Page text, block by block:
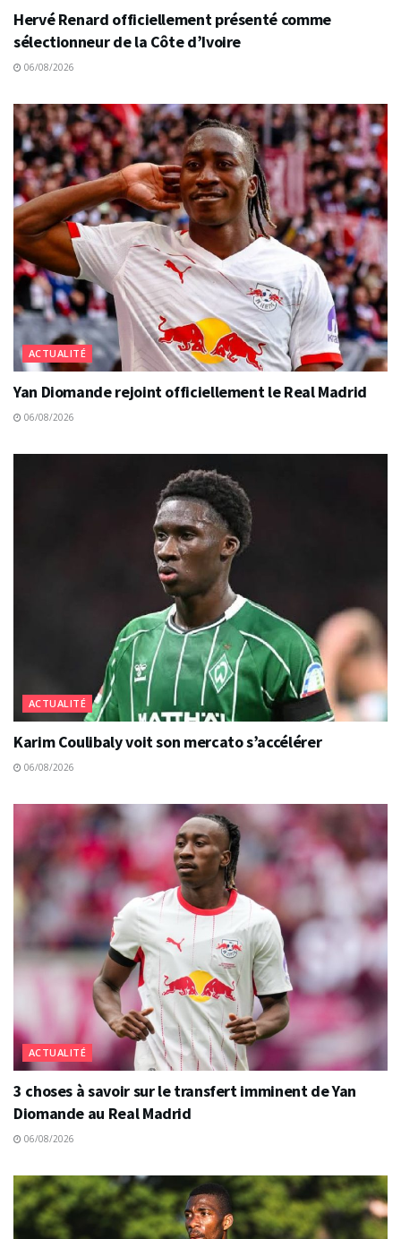
Hervé Renard officiellement présenté comme
sélectionneur de la Côte d’Ivoire
06/08/2026
ACTUALITÉ
Yan Diomande rejoint officiellement le Real Madrid
06/08/2026
ACTUALITÉ
Karim Coulibaly voit son mercato s’accélérer
06/08/2026
ACTUALITÉ
3 choses à savoir sur le transfert imminent de Yan
Diomande au Real Madrid
06/08/2026